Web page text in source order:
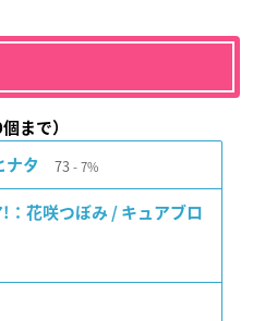
まで）
ナタ 73 7%
：花咲つぼみ / キュアブロ